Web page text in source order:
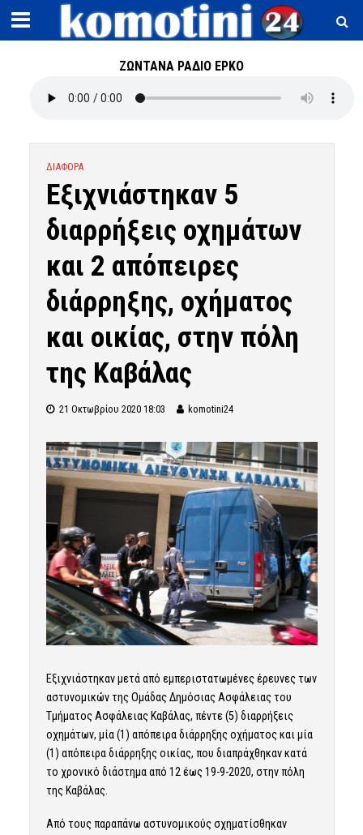
ΖΩΝΤΑΝΑ ΡΑΔΙΟ ΕΡΚΟ
ΔΙΑΦΟΡΑ
Εξιχνιάστηκαν 5
διαρρήξεις οχημάτων
και 2 απόπειρες
διάρρηξης, οχήματος
και οικίας, στην πόλη
της Καβάλας
21 Οκτωβρίου 2020 18:03 komotini24
Εξιχνιάστηκαν μετά από εμπεριστατωμένες έρευνες των
αστυνομικών της Ομάδας Δημόσιας Ασφάλειας του
Τμήματος Ασφάλειας Καβάλας, πέντε (5) διαρρήξεις
οχημάτων, μία (1) απόπειρα διάρρηξης οχήματος και μία
(1) απόπειρα διάρρηξης οικίας, που διαπράχθηκαν κατά
το χρονικό διάστημα από 12 έως 19-9-2020, στην πόλη
της Καβάλας.
Από τους παραπάνω αστυνομικούς σχηματίσθηκαν